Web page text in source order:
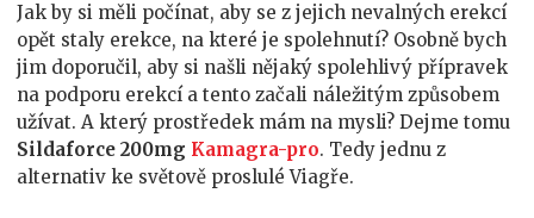
Jak by si měli počínat, aby se z jejich nevalných erekcí
opět staly erekce, na které je spolehnutí? Osobně bych
jim doporučil, aby si našli nějaký spolehlivý přípravek
na podporu erekcí a tento začali náležitým způsobem
užívat. A který prostředek mám na mysli? Dejme tomu
Sildaforce 200mg Kamagra-pro. Tedy jednu z
alternativ ke světově proslulé Viagře.